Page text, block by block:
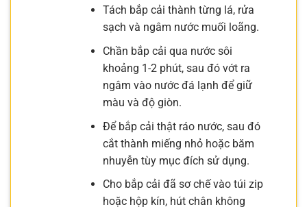
Tách bắp cải thành từng lá, rửa
sạch và ngâm nước muối loãng.
Chần bắp cải qua nước sôi
khoảng 1-2 phút, sau đó vớt ra
ngâm vào nước đá lạnh để giữ
màu và độ giòn.
Để bắp cải thật ráo nước, sau đó
cắt thành miếng nhỏ hoặc băm
nhuyễn tùy mục đích sử dụng.
Cho bắp cải đã sơ chế vào túi zip
hoặc hộp kín, hút chân không